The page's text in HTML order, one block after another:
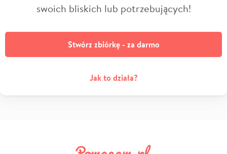
swoich bliskich lub potrzebujących!
Stwórz zbiórkę - za darmo
Jak to działa?